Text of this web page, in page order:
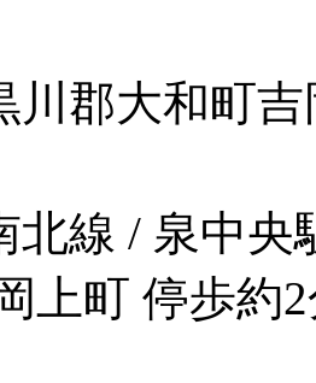
川郡大和町
北線 / 泉中央
上町 停歩約